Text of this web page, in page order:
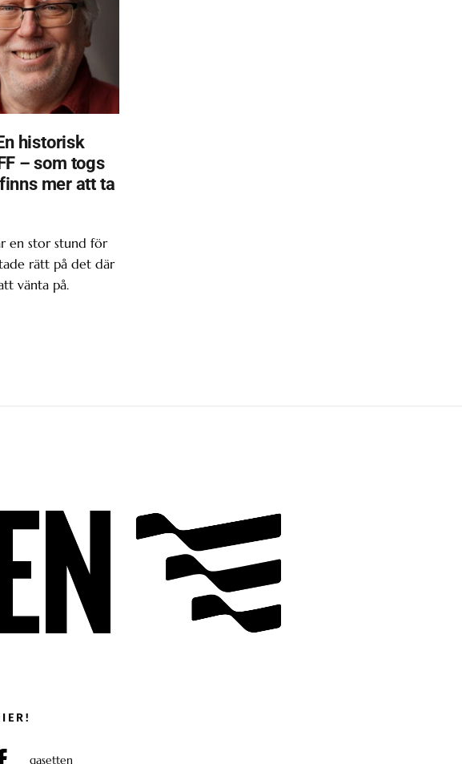
historisk
– som togs
mer att ta
en stor stund för
rätt på det där
vänta på.
gasetten